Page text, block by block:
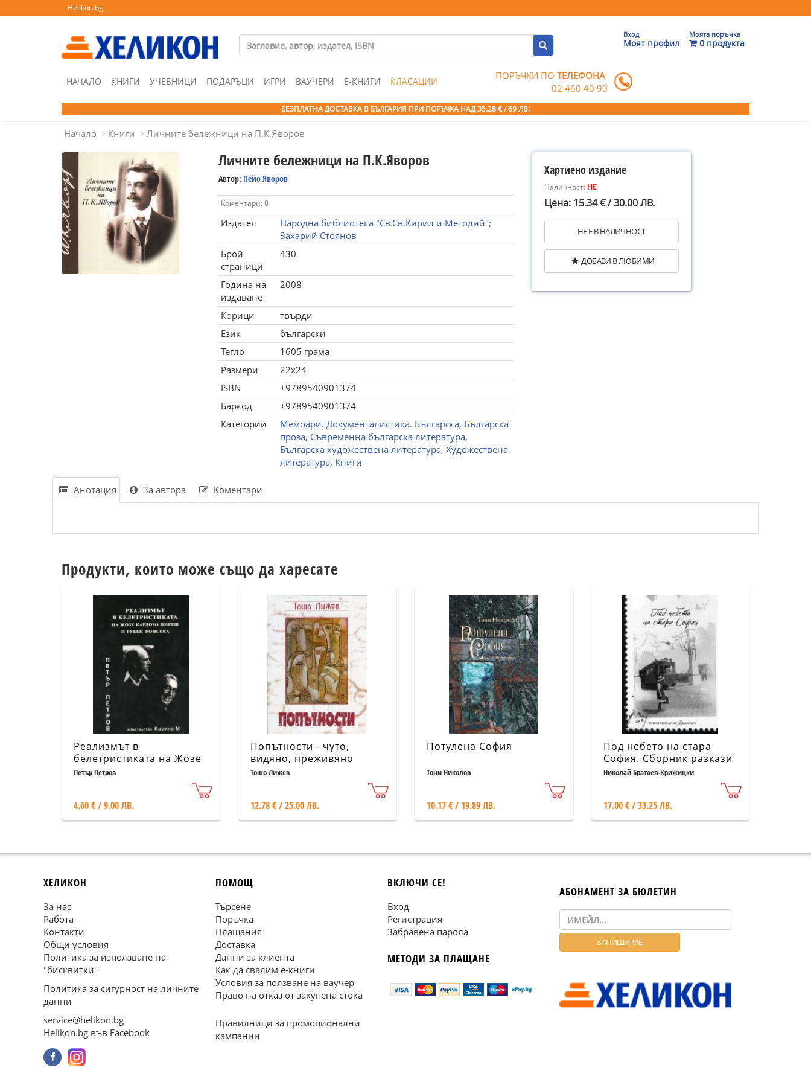
Helikon.bg
Вход
Моят профил
Моята поръчка
0 продукта
НАЧАЛО КНИГИ УЧЕБНИЦИ ПОДАРЪЦИ ИГРИ ВАУЧЕРИ Е-КНИГИ КЛАСАЦИИ ПОРЪЧКИ ПОТЕЛЕФОНА
02 460 40 90
БЕЗПЛАТНА ДОСТАВКА В БЪЛГАРИЯ ПРИ ПОРЪЧКА НАД 35.28 € / 69 ЛВ.
Начало Книги Личните бележници на П.К.Яворов
Личните бележници на П.К.Яворов
Автор: Пейо Яворов
Коментари: 0
Издател
Народна библиотека "Св.Св.Кирил и Методий";
Захарий Стоянов
Брой
страници
430
Година на
издаване
2008
Корици
твърди
Език
български
Тегло
1605 грама
Размери
22x24
ISBN
+9789540901374
Баркод
+9789540901374
Категории
Мемоари. Документалистика. Българска, Българска
проза, Съвременна българска литература,
Българска художествена литература, Художествена
литература, Книги
Хартиено издание
Наличност: НЕ
Цена: 15.34 € / 30.00 ЛВ.
НЕ Е В НАЛИЧНОСТ
ДОБАВИ В ЛЮБИМИ
Анотация За автора Коментари
Продукти, които може също да харесате
Реализмът в
белетристиката на Жозе
Кардозо Пиреш
Петър Петров
4.60 € / 9.00 ЛВ.
Попътности - чуто,
видяно, преживяно
Тошо Лижев
12.78 € / 25.00 ЛВ.
Потулена София
Тони Николов
10.17 € / 19.89 ЛВ.
Под небето на стара
София. Сборник разкази
Николай Братоев-Крижицки
17.00 € / 33.25 ЛВ.
ХЕЛИКОН
За нас
Работа
Контакти
Общи условия
Политика за използване на
"бисквитки"
Политика за сигурност на личните
данни
service@helikon.bg
Helikon.bg във Facebook
ПОМОЩ
Търсене
Поръчка
Плащания
Доставка
Данни за клиента
Как да свалим е-книги
Условия за ползване на ваучер
Право на отказ от закупена стока
Правилници за промоционални
кампании
ВКЛЮЧИ СЕ!
Вход
Регистрация
Забравена парола
МЕТОДИ ЗА ПЛАЩАНЕ
АБОНАМЕНТ ЗА БЮЛЕТИН